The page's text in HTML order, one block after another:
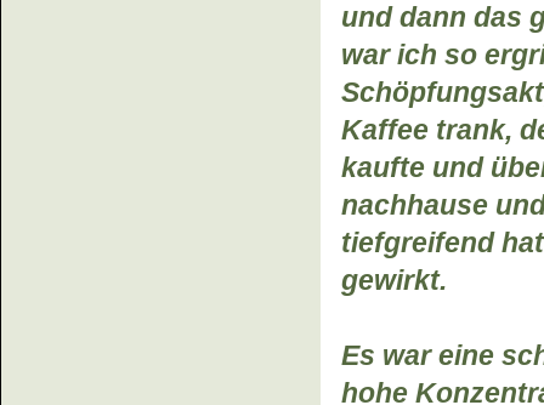
und dann das
war ich so
Kaffee trank,
kaufte und
nachhause
tiefgreifend
gewirkt.
Es war eine
hohe